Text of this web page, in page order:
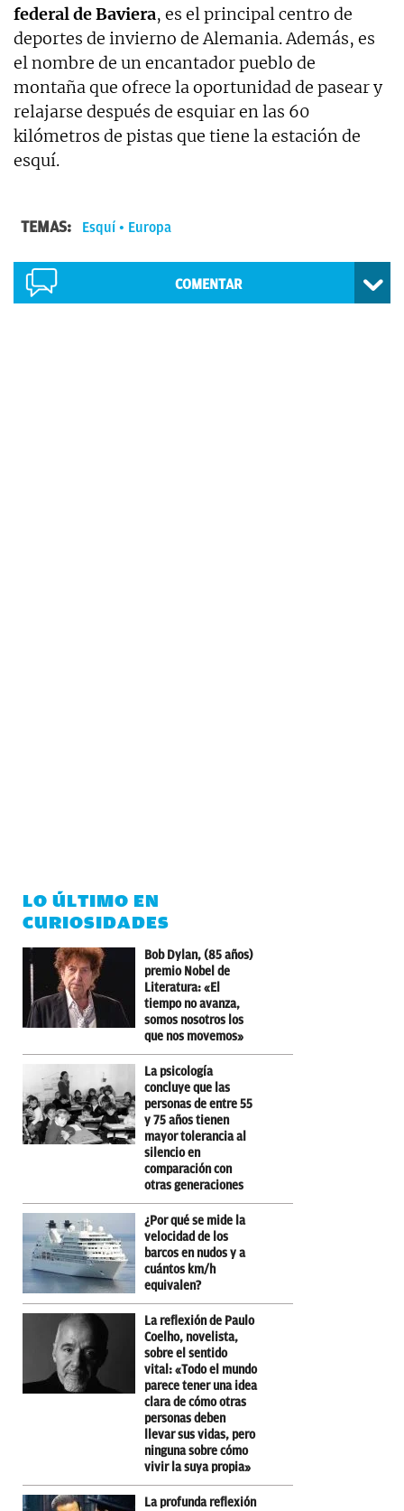
federal de Baviera, es el principal centro de
deportes de invierno de Alemania. Además, es
el nombre de un encantador pueblo de
montaña que ofrece la oportunidad de pasear y
relajarse después de esquiar en las 60
kilómetros de pistas que tiene la estación de
esquí.
TEMAS: Esquí Europa
COMENTAR
LO ÚLTIMO EN
CURIOSIDADES
Bob Dylan, (85 años)
premio Nobel de
Literatura: «El
tiempo no avanza,
somos nosotros los
que nos movemos»
La psicología
concluye que las
personas de entre 55
y 75 años tienen
mayor tolerancia al
silencio en
comparación con
otras generaciones
¿Por qué se mide la
velocidad de los
barcos en nudos y a
cuántos km/h
equivalen?
La reflexión de Paulo
Coelho, novelista,
sobre el sentido
vital: «Todo el mundo
parece tener una idea
clara de cómo otras
personas deben
llevar sus vidas, pero
ninguna sobre cómo
vivir la suya propia»
La profunda reflexión